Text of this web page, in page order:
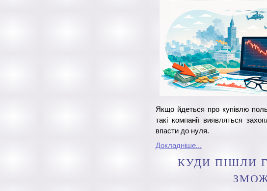
Якщо йдеться про купівлю
такі компанії виявляться
впасти до нуля.
Докладніше...
КУДИ ПІШЛИ